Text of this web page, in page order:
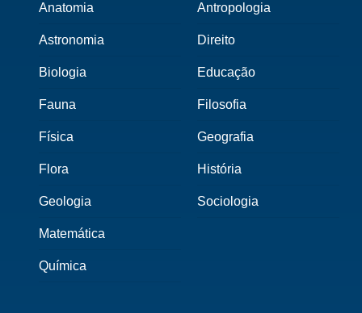
Anatomia
Astronomia
Biologia
Fauna
Física
Flora
Geologia
Matemática
Química
Antropologia
Direito
Educação
Filosofia
Geografia
História
Sociologia